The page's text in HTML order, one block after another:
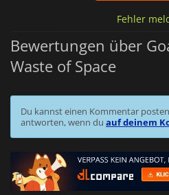
Fehler
Bewertungen über
Waste of Space
Du kannst einen Kommentar
antworten, wenn du auf deinem